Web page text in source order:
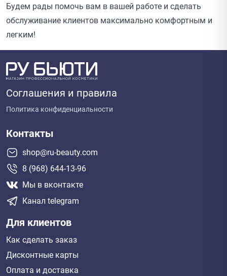
Будем рады помочь вам в вашей работе и сделать
обслуживание клиентов максимально комфортным и
легким!
Соглашения и правила
Политика конфиденциальности
Контакты
shop@ru-beauty.com
8 (968) 644-13-96
Мы в вконтакте
Канал telegram
Для клиентов
Как сделать заказ
Дисконтные карты
Оплата и доставка